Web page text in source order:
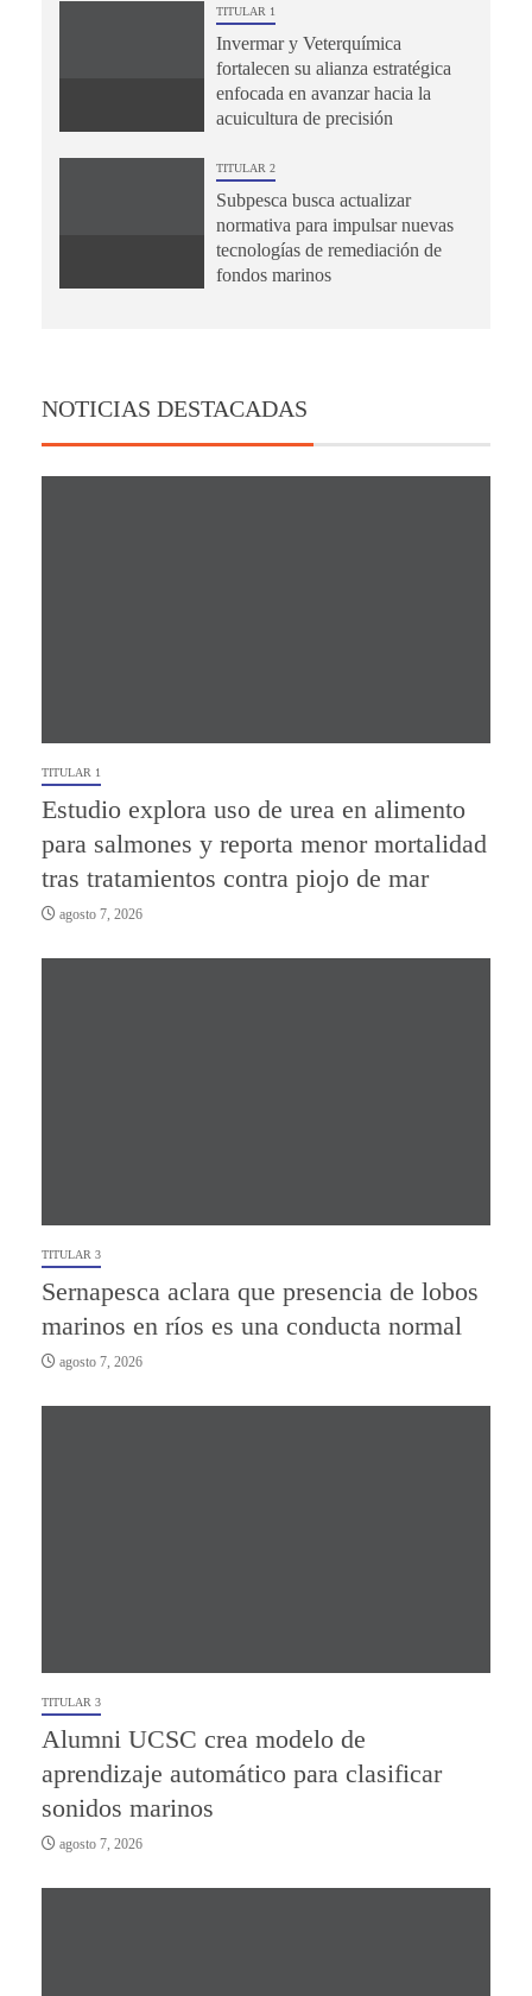
TITULAR 1
Invermar y Veterquímica
fortalecen su alianza estratégica
enfocada en avanzar hacia la
acuicultura de precisión
TITULAR 2
Subpesca busca actualizar
normativa para impulsar nuevas
tecnologías de remediación de
fondos marinos
NOTICIAS DESTACADAS
TITULAR 1
Estudio explora uso de urea en alimento
para salmones y reporta menor mortalidad
tras tratamientos contra piojo de mar
agosto 7, 2026
TITULAR 3
Sernapesca aclara que presencia de lobos
marinos en ríos es una conducta normal
agosto 7, 2026
TITULAR 3
Alumni UCSC crea modelo de
aprendizaje automático para clasificar
sonidos marinos
agosto 7, 2026